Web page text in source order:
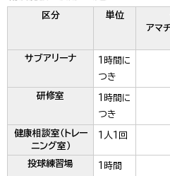
区分 単位
アマ
サブアリーナ
1時間に
つき
研修室
1時間に
つき
健康相談室（トレー
ニング室）
1人1回
投球練習場 1時間